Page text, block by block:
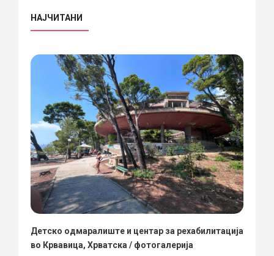
НАЈЧИТАНИ
Детско одмаралиште и центар за рехабилитација
во Крвавица, Хрватска / фотогалерија